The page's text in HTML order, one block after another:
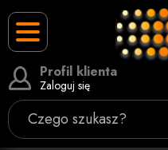
Czego szukasz?
Profil klienta
Zaloguj się